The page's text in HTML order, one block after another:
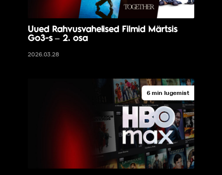
Uued Rahvusvahelised Filmid Märtsis
Go3-s – 2. osa
2026.03.28
6 min lugemist